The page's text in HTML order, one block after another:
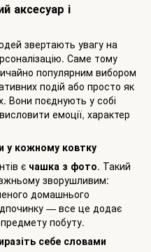
аксесуар і
звертають увагу на
Саме тому
популярним вибором
подій або просто як
Вони поєднують у собі
емоції, характер
у кожному ковтку
є чашка з фото. Такий
зворушливим:
домашнього
— все це додає
побуту.
себе словами